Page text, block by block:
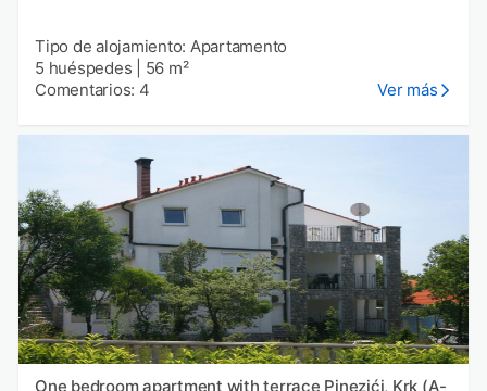
Tipo de alojamiento: Apartamento
5 huéspedes
56 m²
Comentarios: 4
Ver más
One bedroom apartment with terrace Pinezići, Krk (A-